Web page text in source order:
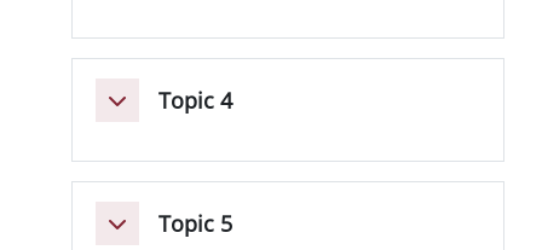
MinimizzaTopic 4
MinimizzaTopic 5